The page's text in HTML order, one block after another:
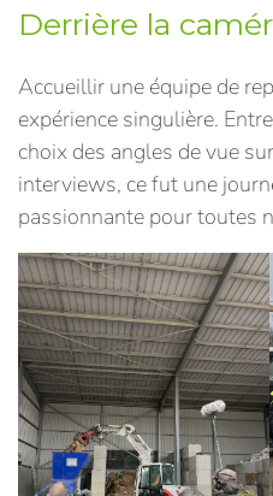
Derrière la
Accueillir une équipe de
expérience singulière.
choix des angles de vue
interviews, ce fut une
passionnante pour toutes